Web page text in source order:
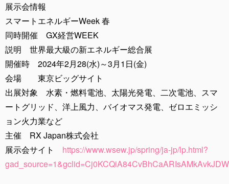
展示会情報
スマートエネルギーWeek 春
同時開催 GX経営WEEK
説明 世界最大級の新エネルギー総合展
開催時 2024年2月28(水)～3月1日(金)
会場 東京ビッグサイト
出展対象 水素・燃料電池、太陽光発電、二次電池、スマ
ートグリッド、洋上風力、バイオマス発電、ゼロエミッシ
ョン火力業など
主催 RX Japan株式会社
展示会サイト https://www.wsew.jp/spring/ja-jp/lp.html?